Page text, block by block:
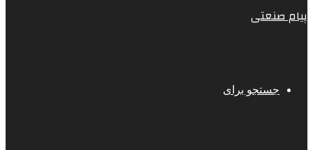
پیام صنعتی
جستجو برای